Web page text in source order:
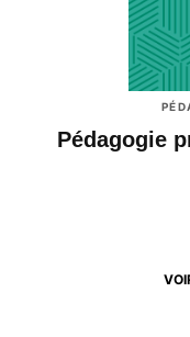
Pédagogie